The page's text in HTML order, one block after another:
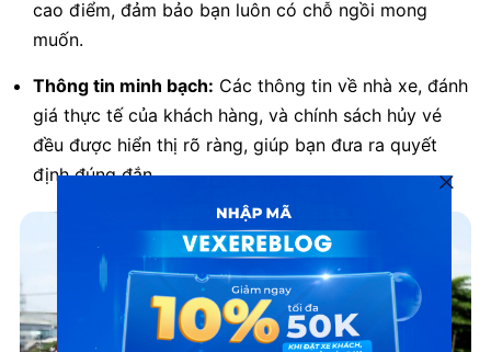
cao điểm, đảm bảo bạn luôn có chỗ ngồi mong
muốn.
Thông tin minh bạch: Các thông tin về nhà xe, đánh
giá thực tế của khách hàng, và chính sách hủy vé
đều được hiển thị rõ ràng, giúp bạn đưa ra quyết
định đúng đắn.